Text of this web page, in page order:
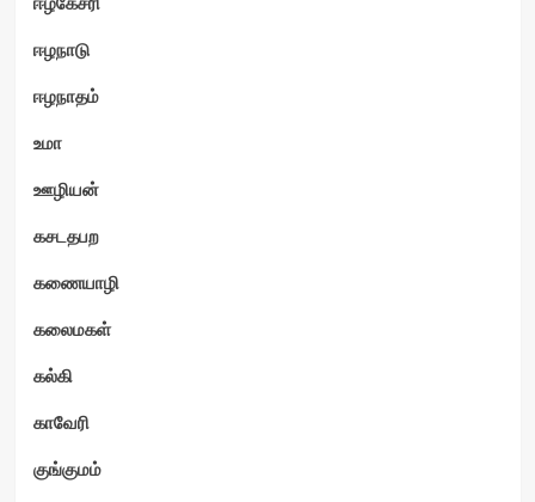
ஈழநாடு
ஈழநாதம்
உமா
ஊழியன்
கசடதபற
கணையாழி
கலைமகள்
கல்கி
காவேரி
குங்குமம்